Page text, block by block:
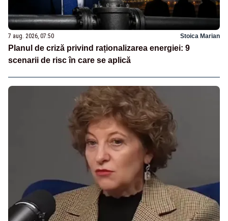
7 aug. 2026, 07:50 Stoica Marian
Planul de criză privind raționalizarea energiei: 9
scenarii de risc în care se aplică